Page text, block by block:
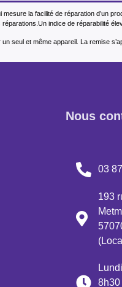
mesure la facilité de réparation d’un
indice de réparabilité
seul et même appareil. La remise
Nous
03
193